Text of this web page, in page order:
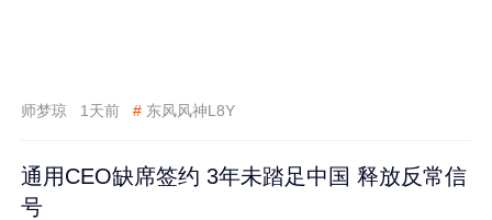
师梦琼 1天前 # 东风风神L8Y
通用CEO缺席签约 3年未踏足中国 释放反常信
号